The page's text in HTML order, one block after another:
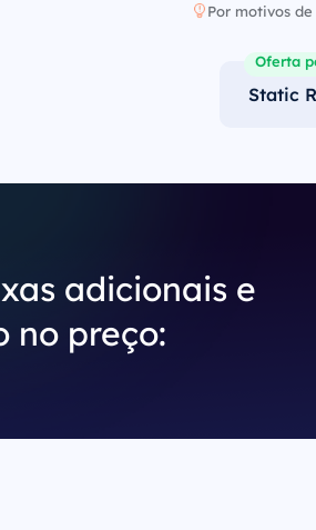
Por motivos
Static
Oferta
adicionais e
no preço: